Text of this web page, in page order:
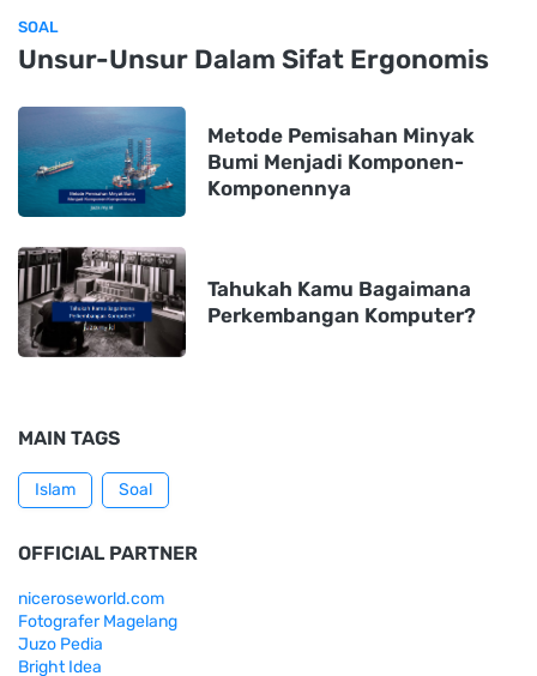
SOAL
Unsur-Unsur Dalam Sifat Ergonomis
Metode Pemisahan Minyak
Bumi Menjadi Komponen-
Komponennya
Tahukah Kamu Bagaimana
Perkembangan Komputer?
MAIN TAGS
Islam Soal
OFFICIAL PARTNER
niceroseworld.com
Fotografer Magelang
Juzo Pedia
Bright Idea